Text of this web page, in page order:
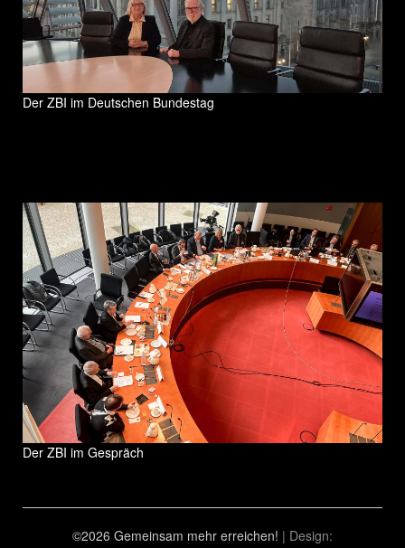
Der ZBI im Deutschen Bundestag
Der ZBI im Gespräch
©2026 Gemeinsam mehr erreichen! | Design: